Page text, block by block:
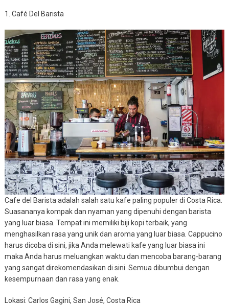
1. Café Del Barista
Cafe del Barista adalah salah satu kafe paling populer di Costa Rica.
Suasananya kompak dan nyaman yang dipenuhi dengan barista
yang luar biasa. Tempat ini memiliki biji kopi terbaik, yang
menghasilkan rasa yang unik dan aroma yang luar biasa. Cappucino
harus dicoba di sini, jika Anda melewati kafe yang luar biasa ini
maka Anda harus meluangkan waktu dan mencoba barang-barang
yang sangat direkomendasikan di sini. Semua dibumbui dengan
kesempurnaan dan rasa yang enak.
Lokasi: Carlos Gagini, San José, Costa Rica